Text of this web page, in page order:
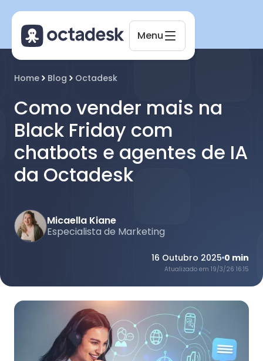
Menu
Home Blog Octadesk
Como vender mais na
Black Friday com
chatbots e agentes de IA
da Octadesk
Micaella Kiane
Especialista de Marketing
16 Outubro 2025 0 min
Atualizado em 19/3/26 16:15
Online agora